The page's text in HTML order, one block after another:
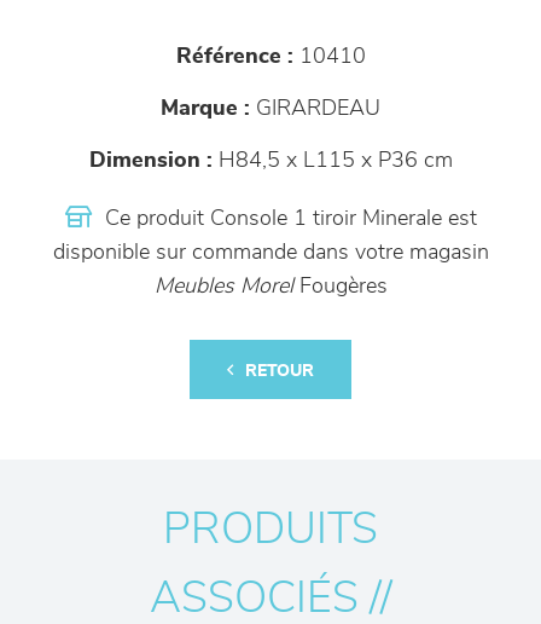
Référence : 10410
Marque : GIRARDEAU
Dimension : H84,5 x L115 x P36 cm
Ce produit Console 1 tiroir Minerale est
disponible sur commande dans votre magasin
Meubles MorelFougères
RETOUR
PRODUITS
ASSOCIÉS //